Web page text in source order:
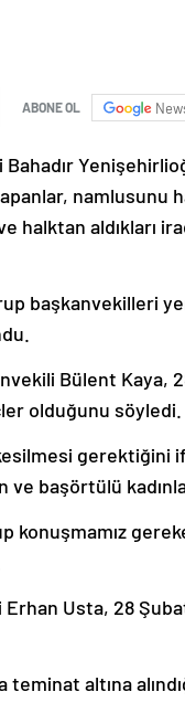
ABONE OL
halktan
başkanvekilleri
Bülent Kaya,
olduğunu söyledi.
gerektiğini
ve başörtülü
konuşmamız
Usta, 28
teminat altına